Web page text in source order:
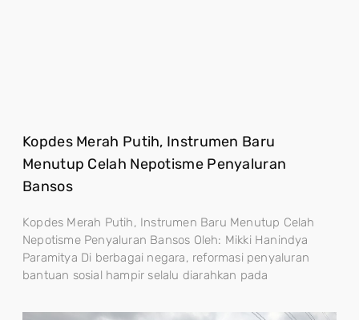
Kopdes Merah Putih, Instrumen Baru
Menutup Celah Nepotisme Penyaluran
Bansos
Kopdes Merah Putih, Instrumen Baru Menutup Celah
Nepotisme Penyaluran Bansos Oleh: Mikki Hanindya
Paramitya Di berbagai negara, reformasi penyaluran
bantuan sosial hampir selalu diarahkan pada